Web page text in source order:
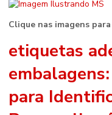
Clique nas imagens
etiquetas
embalagens
para